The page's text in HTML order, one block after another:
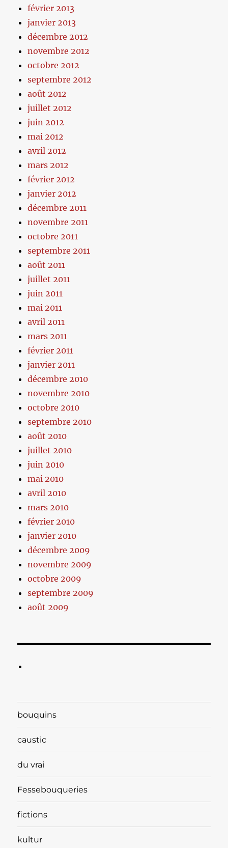
février 2013
janvier 2013
décembre 2012
novembre 2012
octobre 2012
septembre 2012
août 2012
juillet 2012
juin 2012
mai 2012
avril 2012
mars 2012
février 2012
janvier 2012
décembre 2011
novembre 2011
octobre 2011
septembre 2011
août 2011
juillet 2011
juin 2011
mai 2011
avril 2011
mars 2011
février 2011
janvier 2011
décembre 2010
novembre 2010
octobre 2010
septembre 2010
août 2010
juillet 2010
juin 2010
mai 2010
avril 2010
mars 2010
février 2010
janvier 2010
décembre 2009
novembre 2009
octobre 2009
septembre 2009
août 2009
bouquins
caustic
du vrai
Fessebouqueries
fictions
kultur